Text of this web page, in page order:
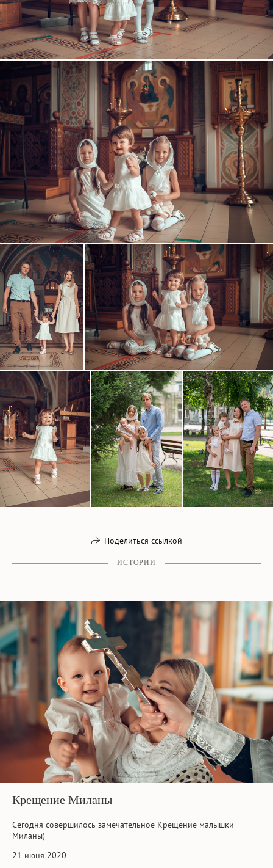
Поделиться ссылкой
ИСТОРИИ
Крещение Миланы
Сегодня совершилось замечательное Крещение малышки
Миланы)
21 июня 2020